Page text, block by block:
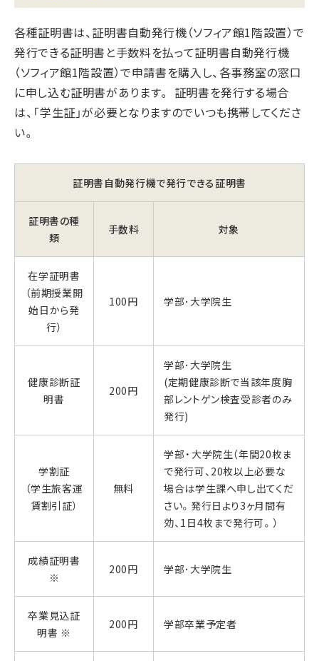
各種証明書は、証明書自動発行機（ソフィア館1階設置）で
発行できる証明書と手数料を払って証明書自動発行機
（ソフィア館1階設置）で申請書を購入し、各事務室の窓口
に申し込む証明書があります。 証明書を発行する場合
は、「学生証」が必要となりますのでいつも携帯してくださ
い。
証明書自動発行機で発行できる証明書
証明書の種
類
手数料 対象
在学証明書
（前期授業開
始日から発
行）
100円 学部･大学院生
健康診断証
明書
200円
学部･大学院生
(定期健康診断で当該年度胸
部レントゲン検査受診者のみ
発行)
学割証
（学生旅客運
賃割引証）
無料
学部・大学院生（年間20枚ま
で発行可、20枚以上必要な
場合は学生課へ申し出てくだ
さい。発行日より3ヶ月間有
効、1日4枚まで発行可。）
成績証明書
※
200円 学部･大学院生
卒業見込証
明書 ※
200円 学部卒業予定者